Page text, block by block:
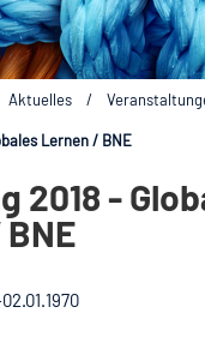
Aktuelles /
Lernen / BNE
2018 -